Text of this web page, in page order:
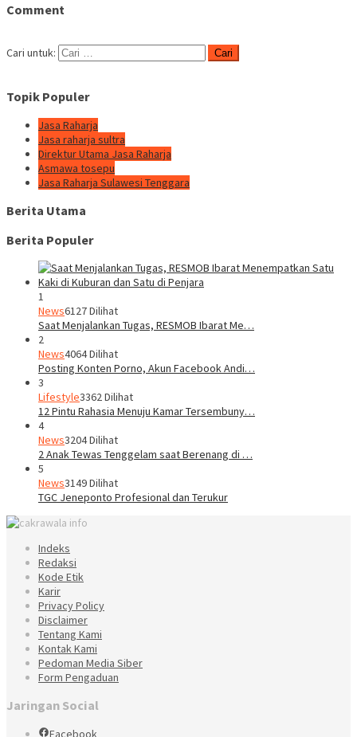
Comment
Cari untuk:
Topik Populer
Jasa Raharja
Jasa raharja sultra
Direktur Utama Jasa Raharja
Asmawa tosepu
Jasa Raharja Sulawesi Tenggara
Berita Utama
Berita Populer
1
News6127 Dilihat
Saat Menjalankan Tugas, RESMOB Ibarat Me…
2
News4064 Dilihat
Posting Konten Porno, Akun Facebook Andi…
3
Lifestyle3362 Dilihat
12 Pintu Rahasia Menuju Kamar Tersembuny…
4
News3204 Dilihat
2 Anak Tewas Tenggelam saat Berenang di …
5
News3149 Dilihat
TGC Jeneponto Profesional dan Terukur
Indeks
Redaksi
Kode Etik
Karir
Privacy Policy
Disclaimer
Tentang Kami
Kontak Kami
Pedoman Media Siber
Form Pengaduan
Jaringan Social
Facebook